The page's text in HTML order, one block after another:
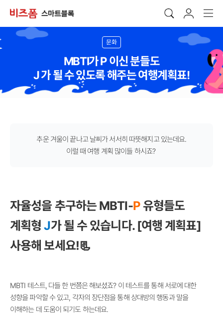
문화
MBTI가 P 이신 분들도
J 가 될 수 있도록 해주는 여행계획표!
추운 겨울이 끝나고 날씨가 서서히 따뜻해지고 있는데요.
이럴 때 여행 계획 많이들 하시죠?
자율성을 추구하는 MBTI-P유형들도
계획형J가 될 수 있습니다. [여행 계획표]
사용해 보세요!📃
MBTI 테스트, 다들 한 번쯤은 해보셨죠? 이 테스트를 통해 서로에 대한
성향을 파악할 수 있고, 각자의 장단점을 통해 상대방의 행동과 말을
이해하는 데 도움이 되기도 하는데요.